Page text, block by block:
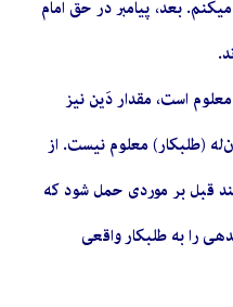
بعد، پیامبر در حق امام
است، مقدار دَین نیز
(طلبکار) معلوم نیست. از
قبل بر موردی حمل شود که
را به طلبکار واقعی